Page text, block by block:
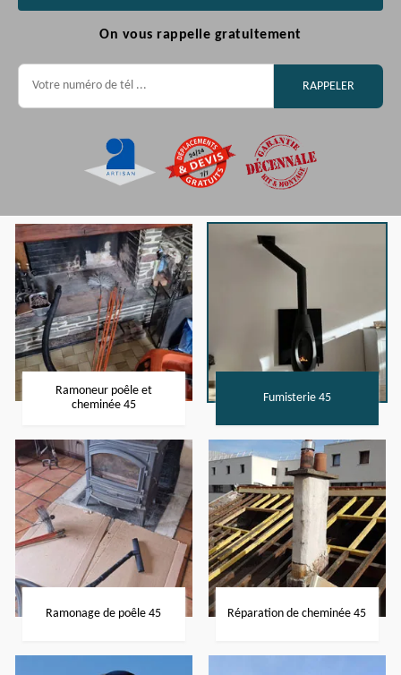
On vous rappelle gratuitement
Ramoneur poêle et
cheminée 45
Fumisterie 45
Ramonage de poêle 45 Réparation de cheminée 45